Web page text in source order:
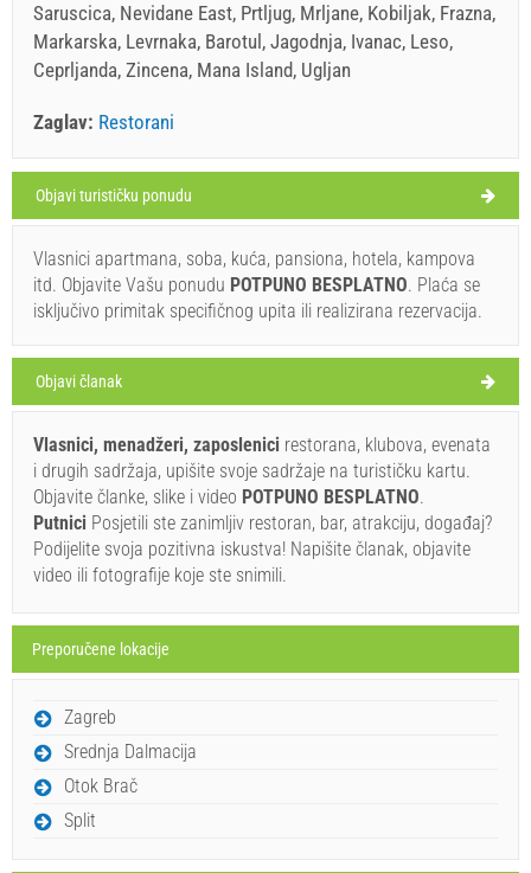
Saruscica, Nevidane East, Prtljug, Mrljane, Kobiljak, Frazna,
Markarska, Levrnaka, Barotul, Jagodnja, Ivanac, Leso,
Ceprljanda, Zincena, Mana Island, Ugljan
Zaglav: Restorani
Zaglav Vrijeme
PETAK
Hrvatska ,Dugi otok,
28°C
vedro
Brzina vjetra: 5.62 km/h
subota,
08. 08. 2026.
nedjelja,
09. 08. 2026.
ponedjeljak,
10. 08. 2026.
Turistička karta
Konoba Martina (Restoran) Zaglav
Ivan Nane (Facebook page)
E-mail:matija.ramov@gmail.com
Obavezno posjetiti(/)
Objavi turističku ponudu
Vlasnici apartmana, soba, kuća, pansiona, hotela, kampova
itd. Objavite Vašu ponudu POTPUNO BESPLATNO. Plaća se
isključivo primitak specifičnog upita ili realizirana rezervacija.
Objavi članak
Vlasnici, menadžeri, zaposlenici restorana, klubova, evenata
i drugih sadržaja, upišite svoje sadržaje na turističku kartu.
Objavite članke, slike i video POTPUNO BESPLATNO.
Putnici Posjetili ste zanimljiv restoran, bar, atrakciju, događaj?
Podijelite svoja pozitivna iskustva! Napišite članak, objavite
video ili fotografije koje ste snimili.
Preporučene lokacije
Zagreb
Srednja Dalmacija
Otok Brač
Split